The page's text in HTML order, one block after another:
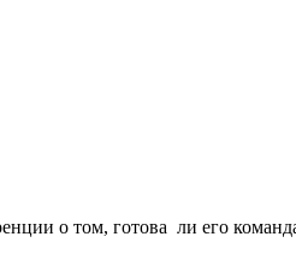
о том, готова ли его